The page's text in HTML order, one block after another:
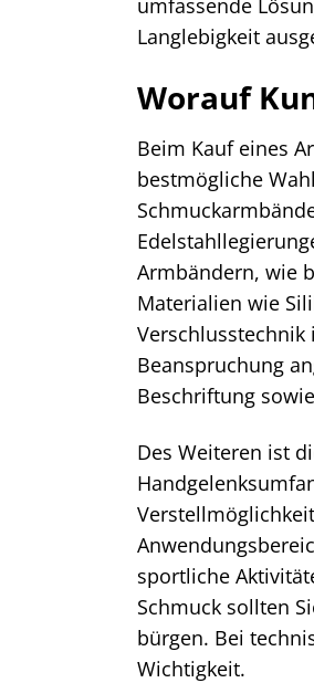
Langlebigkeit
Worauf
Beim Kauf eines
bestmögliche
Armbändern, wie
Materialien wie
Beanspruchung
Beschriftung
Des Weiteren ist
sportliche
Schmuck sollten
bürgen. Bei
Wichtigkeit.